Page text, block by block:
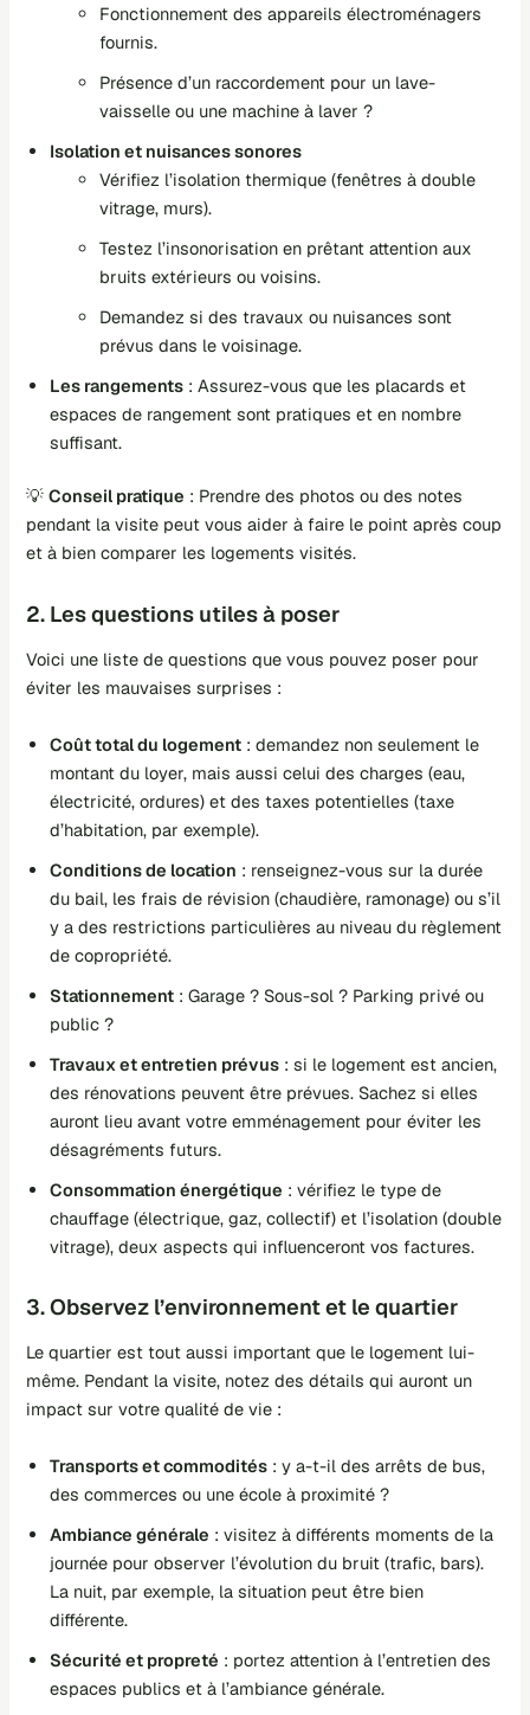
Fonctionnement des appareils électroménagers
fournis.
Présence d’un raccordement pour un lave-
vaisselle ou une machine à laver ?
Isolation et nuisances sonores
Vérifiez l’isolation thermique (fenêtres à double
vitrage, murs).
Testez l’insonorisation en prêtant attention aux
bruits extérieurs ou voisins.
Demandez si des travaux ou nuisances sont
prévus dans le voisinage.
Les rangements : Assurez-vous que les placards et
espaces de rangement sont pratiques et en nombre
suffisant.
💡Conseil pratique : Prendre des photos ou des notes
pendant la visite peut vous aider à faire le point après coup
et à bien comparer les logements visités.
2. Les questions utiles à poser
Voici une liste de questions que vous pouvez poser pour
éviter les mauvaises surprises :
Coût total du logement : demandez non seulement le
montant du loyer, mais aussi celui des charges (eau,
électricité, ordures) et des taxes potentielles (taxe
d’habitation, par exemple).
Conditions de location : renseignez-vous sur la durée
du bail, les frais de révision (chaudière, ramonage) ou s’il
y a des restrictions particulières au niveau du règlement
de copropriété.
Stationnement : Garage ? Sous-sol ? Parking privé ou
public ?
Travaux et entretien prévus : si le logement est ancien,
des rénovations peuvent être prévues. Sachez si elles
auront lieu avant votre emménagement pour éviter les
désagréments futurs.
Consommation énergétique : vérifiez le type de
chauffage (électrique, gaz, collectif) et l’isolation (double
vitrage), deux aspects qui influenceront vos factures.
3. Observez l’environnement et le quartier
Le quartier est tout aussi important que le logement lui-
même. Pendant la visite, notez des détails qui auront un
impact sur votre qualité de vie :
Transports et commodités : y a-t-il des arrêts de bus,
des commerces ou une école à proximité ?
Ambiance générale : visitez à différents moments de la
journée pour observer l’évolution du bruit (trafic, bars).
La nuit, par exemple, la situation peut être bien
différente.
Sécurité et propreté : portez attention à l’entretien des
espaces publics et à l’ambiance générale.